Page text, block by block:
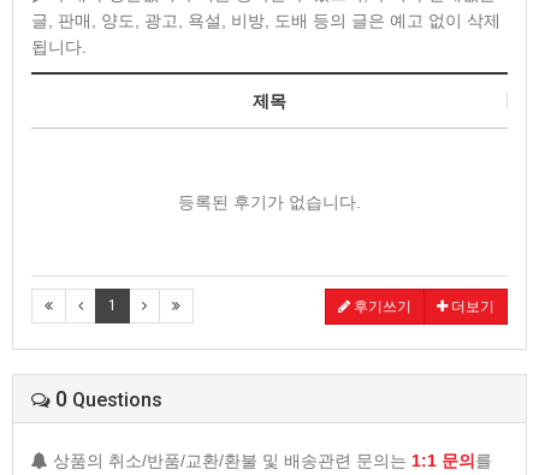
글, 판매, 양도, 광고, 욕설, 비방, 도배 등의 글은 예고 없이 삭제
됩니다.
제목
등록된 후기가 없습니다.
1 후기쓰기 더보기
0 Questions
상품의 취소/반품/교환/환불 및 배송관련 문의는 1:1 문의 를